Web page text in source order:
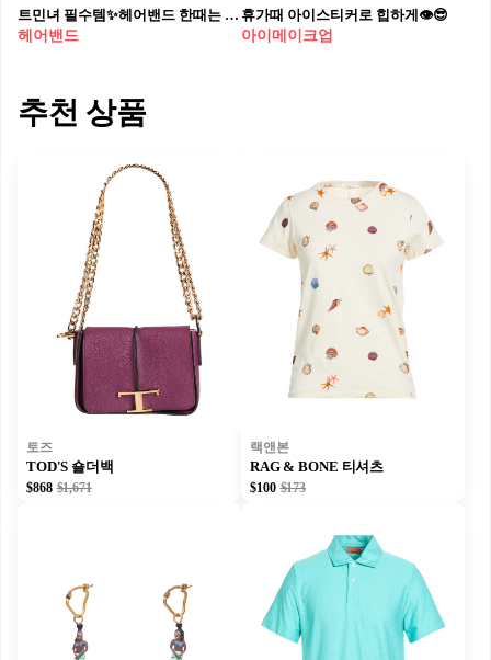
트민녀 필수템✨헤어밴드 한때는 과한 느낌으로 여겨졌지만, 이제는 미니멀하면서도 힙한 포인트 아이템으로 다시 주목받고 있는 헤어밴드! 운동할 때는 물론, 꾸안꾸 스타일에 자연스럽게 매치해도 손색없죠. 얼굴을 다 드러내기 부담스러운 날엔, 잔머리를 살짝 내려 연출해보세요. 얼굴형 커버는 물론, 스타일링 지수까지 업그레이드된답니다. 다가오는 여름엔 시크하면서도 세련된 무드의 헤어밴드에 도전해보는 건 어떨까요?
헤어밴드
휴가때 아이스티커로 힙하게👁😎
아이메이크업
추천 상품
토즈
TOD'S 숄더백
$868 $1,671
랙앤본
RAG & BONE 티셔츠
$100 $173